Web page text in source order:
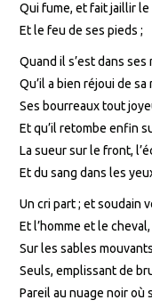
Qui fume, et fait jaillir
Et le feu de ses pieds ;
Quand il s’est dans
Qu’il a bien réjoui de
Ses bourreaux tout
Et qu’il retombe enfin
La sueur sur le front,
Et du sang dans les
Un cri part ; et soudain
Et l’homme et le
Sur les sables
Seuls, emplissant de
Pareil au nuage noir où